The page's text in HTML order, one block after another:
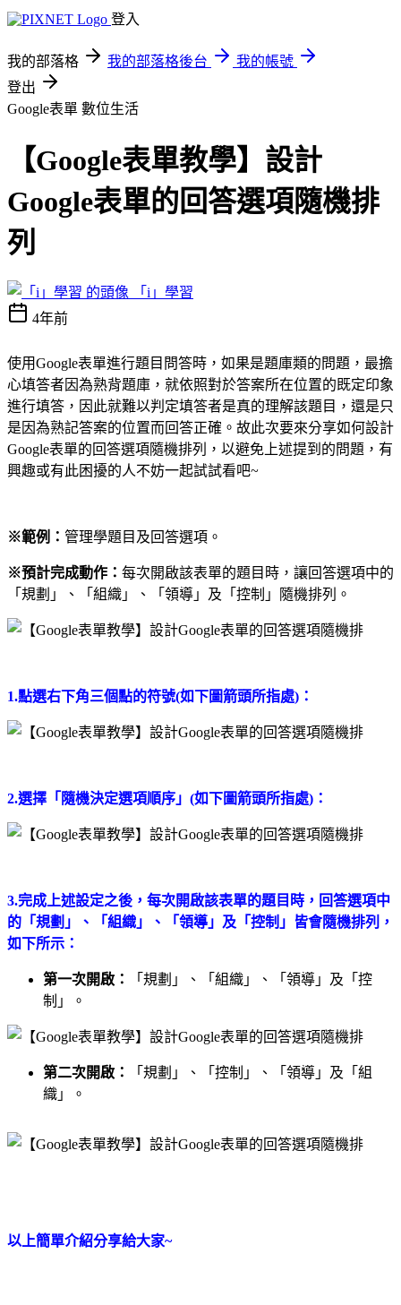
登入
我的部落格 我的部落格後台
我的帳號
登出
Google表單 數位生活
【Google表單教學】設計
Google表單的回答選項隨機排
列
「i」學習
4年前
使用Google表單進行題目問答時，如果是題庫類的問題，最擔
心填答者因為熟背題庫，就依照對於答案所在位置的既定印象
進行填答，因此就難以判定填答者是真的理解該題目，還是只
是因為熟記答案的位置而回答正確。故此次要來分享如何設計
Google表單的回答選項隨機排列，以避免上述提到的問題，有
興趣或有此困擾的人不妨一起試試看吧~
※範例： 管理學題目及回答選項。
※預計完成動作： 每次開啟該表單的題目時，讓回答選項中的
「規劃」、「組織」、「領導」及「控制」隨機排列。
1.點選右下角三個點的符號(如下圖箭頭所指處)：
2.選擇「隨機決定選項順序」(如下圖箭頭所指處)：
3.完成上述設定之後，每次開啟該表單的題目時，回答選項中
的「規劃」、「組織」、「領導」及「控制」皆會隨機排列，
如下所示：
第一次開啟：
「規劃」、「組織」、「領導」及「控
制」。
第二次開啟：
「規劃」、「控制」、「領導」及「組
織」。
以上簡單介紹分享給大家~